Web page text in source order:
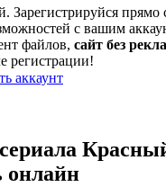
Зарегистрируйся прямо
с вашим
файлов, сайт без
регистрации!
аккаунт
онлайн